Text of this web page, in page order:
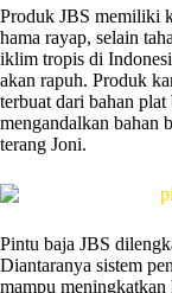
Produk JBS memiliki
hama rayap, selain
iklim tropis di
akan rapuh. Produk
terbuat dari bahan
mengandalkan bahan
terang Joni.
Pintu baja JBS
Diantaranya sistem
mampu meningkatkan